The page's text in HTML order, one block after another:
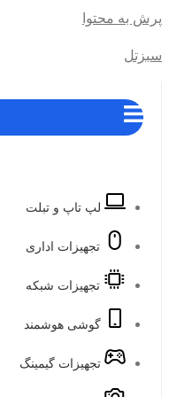
پرش به محتوا
سبزتل
لپ تاپ و تبلت
تجهیزات اداری
تجهیزات شبکه
گوشی هوشمند
تجهیزات گیمینگ